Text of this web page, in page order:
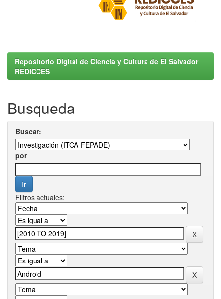
Repositorio Digital de Ciencia y Cultura de El Salvador
REDICCES
Busqueda
Buscar:
por
Filtros actuales: